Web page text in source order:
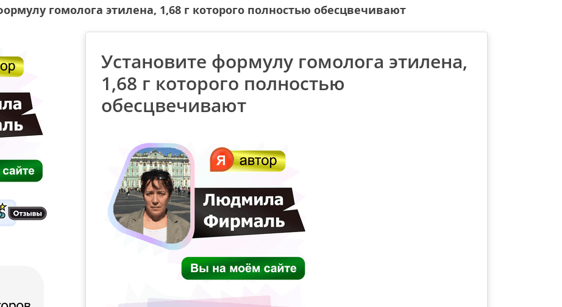
гомолога этилена, 1,68 г которого полностью обесцвечивают
Установите формулу гомолога этилена,
1,68 г которого полностью
обесцвечивают